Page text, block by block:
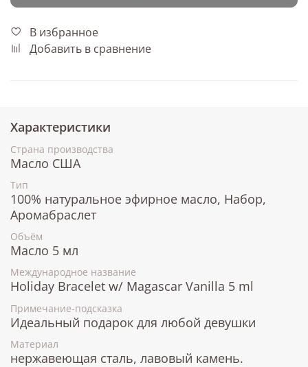
В избранное
Добавить в сравнение
Характеристики
Страна производства
Масло США
Тип
100% натуральное эфирное масло, Набор,
Аромабраслет
Объём
Масло 5 мл
Международное название
Holiday Bracelet w/ Magascar Vanilla 5 ml
Примечание-подсказка
Идеальный подарок для любой девушки
Материал
нержавеющая сталь, лавовый камень.